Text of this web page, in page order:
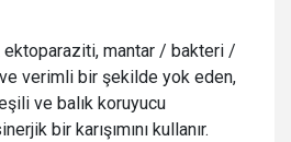
ektoparaziti, mantar / bakteri /
verimli bir şekilde yok eden,
ve balık koruyucu
bir karışımını kullanır.